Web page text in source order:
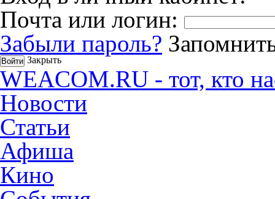
Почта или логин:
Забыли пароль?
Закрыть
WEACOM.RU - тот, кто
Новости
Статьи
Афиша
Кино